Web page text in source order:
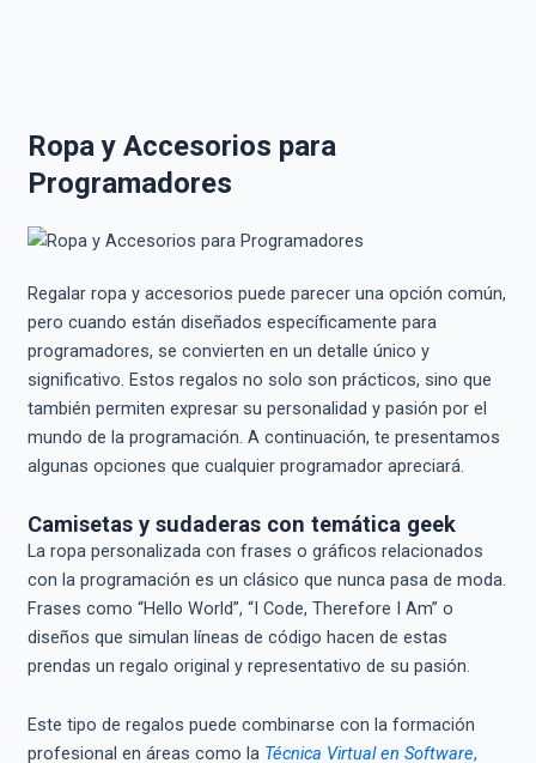
Ropa y Accesorios para
Programadores
Regalar ropa y accesorios puede parecer una opción común,
pero cuando están diseñados específicamente para
programadores, se convierten en un detalle único y
significativo. Estos regalos no solo son prácticos, sino que
también permiten expresar su personalidad y pasión por el
mundo de la programación. A continuación, te presentamos
algunas opciones que cualquier programador apreciará.
Camisetas y sudaderas con temática geek
La ropa personalizada con frases o gráficos relacionados
con la programación es un clásico que nunca pasa de moda.
Frases como “Hello World”, “I Code, Therefore I Am” o
diseños que simulan líneas de código hacen de estas
prendas un regalo original y representativo de su pasión.
Este tipo de regalos puede combinarse con la formación
profesional en áreas como la Técnica Virtual en Software,